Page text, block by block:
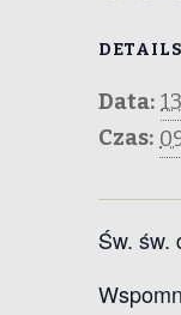
DETAILS
Data:
Czas:
Św. św.